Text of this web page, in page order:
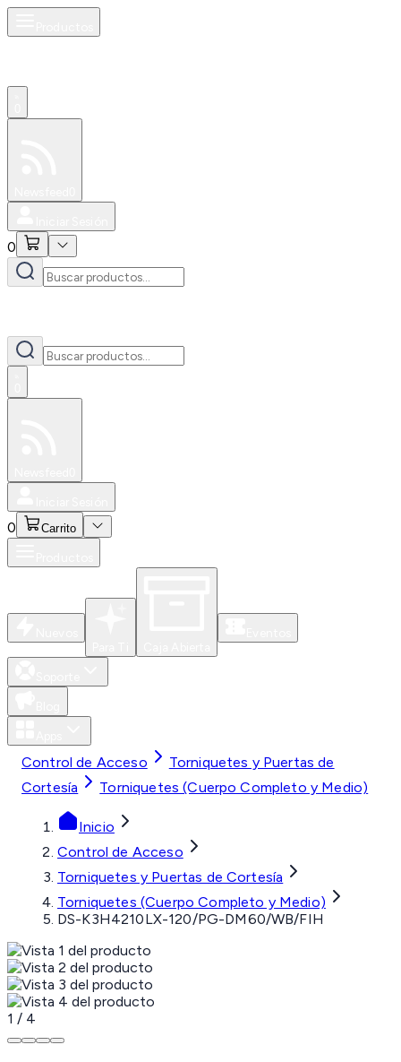
0
0 Carrito
Control de Acceso
Torniquetes y Puertas de
Cortesía
Torniquetes (Cuerpo Completo y Medio)
Inicio
Control de Acceso
Torniquetes y Puertas de Cortesía
Torniquetes (Cuerpo Completo y Medio)
DS-K3H4210LX-120/PG-DM60/WB/FIH
1 / 4